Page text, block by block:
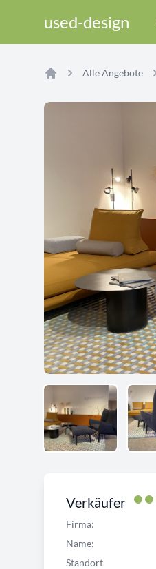
used-design
Alle Angebote
Verkäufer
Firma:
Name:
Standort